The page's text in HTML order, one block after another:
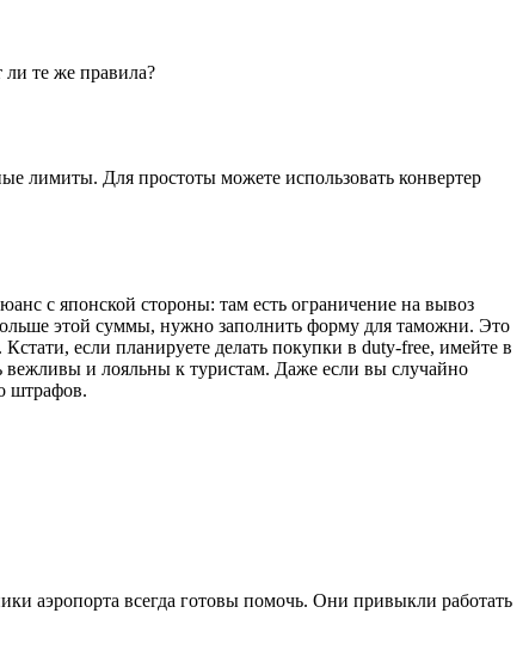
те же правила?
лимиты. Для простоты можете использовать конвертер
с японской стороны: там есть ограничение на вывоз
этой суммы, нужно заполнить форму для таможни. Это
если планируете делать покупки в duty-free, имейте в
и лояльны к туристам. Даже если вы случайно
штрафов.
аэропорта всегда готовы помочь. Они привыкли работать